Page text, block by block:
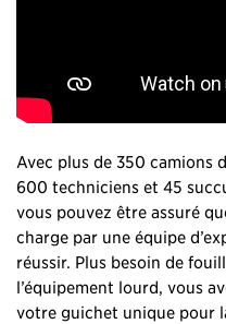
Avec plus de 350 camions
600 techniciens et 45
vous pouvez être assuré
charge par une équipe
réussir. Plus besoin de
l’équipement lourd, vous
votre guichet unique pour